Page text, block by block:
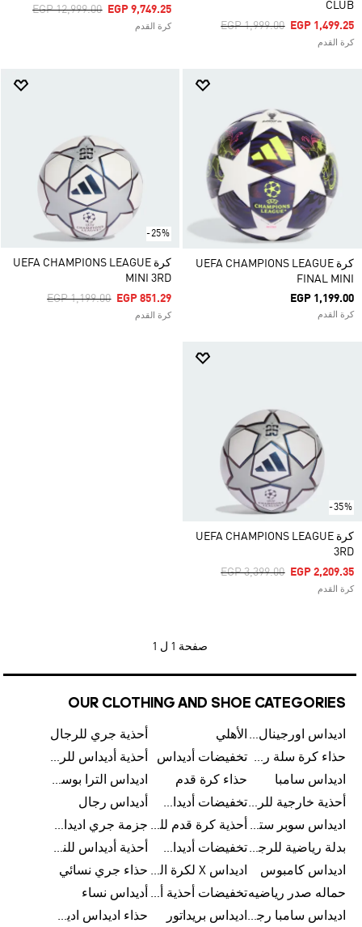
CLUB
Price Reduced From
EGP 1,999.00ToEGP 1,499.25
كرة القدم
Price Reduced From
EGP 12,999.00ToEGP 9,749.25
كرة القدم
كرة UEFA CHAMPIONS LEAGUE
FINAL MINI
EGP 1,199.00
كرة القدم
-25%
كرة UEFA CHAMPIONS LEAGUE
MINI 3RD
Price Reduced From
EGP 1,199.00ToEGP 851.29
كرة القدم
-35%
كرة UEFA CHAMPIONS LEAGUE
3RD
Price Reduced From
EGP 3,399.00ToEGP 2,209.35
كرة القدم
صفحة 1 ل 1
OUR CLOTHING AND SHOE CATEGORIES
اديداس اورجينال رجالي الأهلي
أحذية جري للرجال
حذاء كرة سلة رجالي تخفيضات أديداس
أحذية أديداس للرجال
اديداس سامبا
حذاء كرة قدم
اديداس الترا بوست للرجال
أحذية خارجية للرجال
تخفيضات أديداس للرجال
أديداس رجال
اديداس سوبر ستار رجالي
أحذية كرة قدم للرجال
جزمة جري اديداس
بدلة رياضية للرجال
تخفيضات أديداس للنساء
أحذية أديداس للنساء
اديداس كامبوس
اديداس X لكرة القدم حذاء جري نسائي
حماله صدر رياضيه
تخفيضات أحذية أديداس للرجال أديداس نساء
اديداس سامبا رجالي اديداس بريداتور حذاء اديداس اديستار للرجال